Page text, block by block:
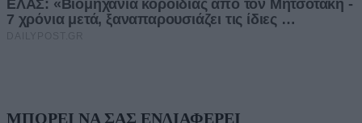
ΜΠΟΡΕΙ ΝΑ ΣΑΣ ΕΝΔΙΑΦΕΡΕΙ